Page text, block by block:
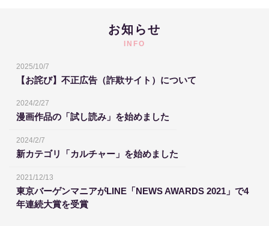
お知らせ
INFO
2025/10/7
【お詫び】不正広告（詐欺サイト）について
2024/2/27
漫画作品の「試し読み」を始めました
2024/2/7
新カテゴリ「カルチャー」を始めました
2021/12/13
東京バーゲンマニアがLINE「NEWS AWARDS 2021」で4
年連続大賞を受賞